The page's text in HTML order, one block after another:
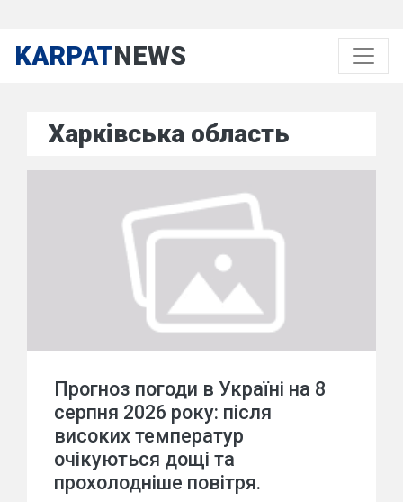
KARPATNEWS
Харківська область
Прогноз погоди в Україні на 8
серпня 2026 року: після
високих температур
очікуються дощі та
прохолодніше повітря.